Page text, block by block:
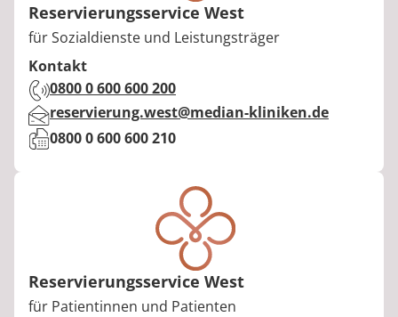
Reservierungsservice West
Berufstitel:
für Sozialdienste und Leistungsträger
Kontakt
Telefon:
0800 0 600 600 200
E-Mail:reservierung.west@median-kliniken.de
Fax:0800 0 600 600 210
Reservierungsservice West
Berufstitel:
für Patientinnen und Patienten